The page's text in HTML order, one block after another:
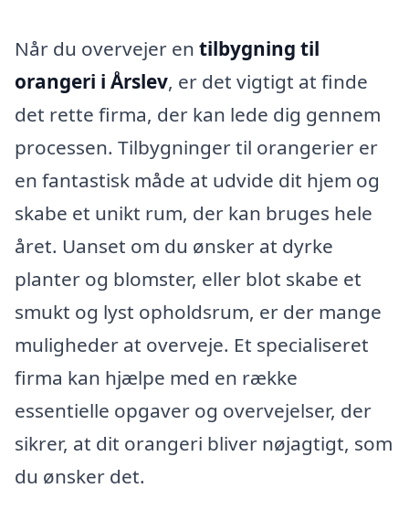
Når du overvejer en tilbygning til
orangeri i Årslev, er det vigtigt at finde
det rette firma, der kan lede dig gennem
processen. Tilbygninger til orangerier er
en fantastisk måde at udvide dit hjem og
skabe et unikt rum, der kan bruges hele
året. Uanset om du ønsker at dyrke
planter og blomster, eller blot skabe et
smukt og lyst opholdsrum, er der mange
muligheder at overveje. Et specialiseret
firma kan hjælpe med en række
essentielle opgaver og overvejelser, der
sikrer, at dit orangeri bliver nøjagtigt, som
du ønsker det.